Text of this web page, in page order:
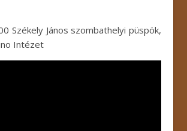
Székely János szombathelyi püspök,
Intézet